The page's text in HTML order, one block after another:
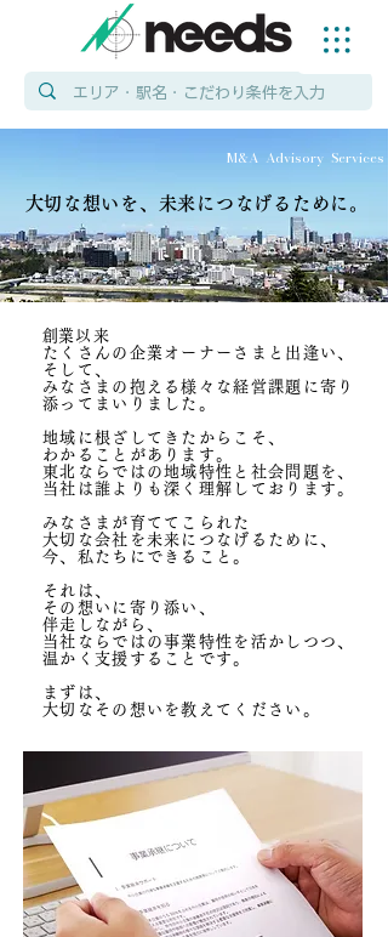
​大切な想いを、未来につなげるために。
​M&A Advisory Services
​ 創業以来
たくさんの企業オーナーさまと出逢い、
そして、
みなさまの抱える様々な経営課題に寄り
添ってまいりました。
地域に根ざしてきたからこそ、
わかることがあります。
東北ならではの地域特性と社会問題を、
当社は誰よりも深く理解しております。
みなさまが育ててこられた
大切な会社を未来につなげるために、
今、私たちにできること。
それは、
その想いに寄り添い、
伴走しながら、
当社ならではの事業特性を活かしつつ、
温かく支援することです。
まずは、
大切なその想いを教えてください。